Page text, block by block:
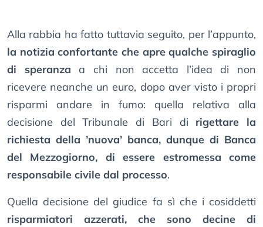
Alla rabbia ha fatto tuttavia seguito, per l’appunto,
la notizia confortante che apre qualche spiraglio
di speranza a chi non accetta l’idea di non
ricevere neanche un euro, dopo aver visto i propri
risparmi andare in fumo: quella relativa alla
decisione del Tribunale di Bari di rigettare la
richiesta della ’nuova’ banca, dunque di Banca
del Mezzogiorno, di essere estromessa come
responsabile civile dal processo.
Quella decisione del giudice fa sì che i cosiddetti
risparmiatori azzerati, che sono decine di